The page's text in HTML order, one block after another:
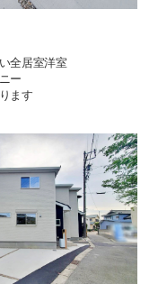
全居室洋室
ー
ます